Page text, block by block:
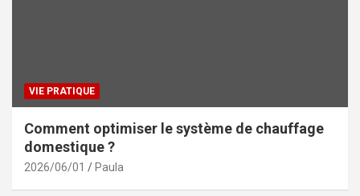
VIE PRATIQUE
Comment optimiser le système de chauffage
domestique ?
2026/06/01 Paula